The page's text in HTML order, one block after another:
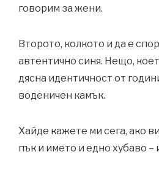
говорим за жени.
Второто, колкото и да е
автентично синя. Нещо,
дясна идентичност от
воденичен камък.
Хайде кажете ми сега, ако
пък и името и едно хубаво